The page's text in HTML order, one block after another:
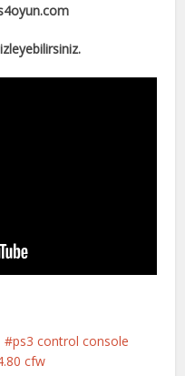
ps3 control console
cfw